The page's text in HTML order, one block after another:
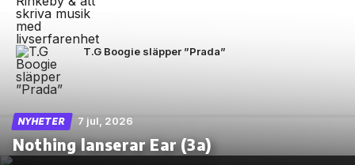
T.G Boogie släpper ”Prada”
NYHETER 7 jul, 2026
Nothing lanserar Ear (3a)